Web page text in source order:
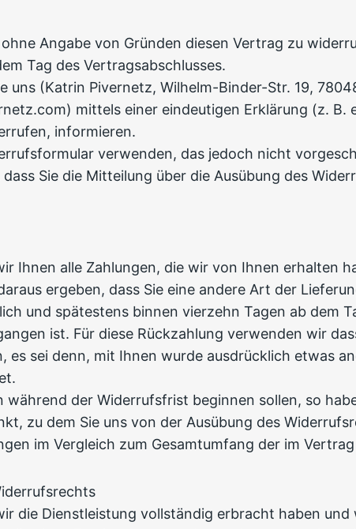
Angabe von Gründen diesen Vertrag zu
Tag des Vertragsabschlusses.
uns (Katrin Pivernetz, Wilhelm-Binder-Str. 19,
mittels einer eindeutigen Erklärung (z. B.
informieren.
verwenden, das jedoch nicht
Sie die Mitteilung über die Ausübung des
Ihnen alle Zahlungen, die wir von Ihnen erhalten
ergeben, dass Sie eine andere Art der
und spätestens binnen vierzehn Tagen ab dem
ist. Für diese Rückzahlung verwenden wir
sei denn, mit Ihnen wurde ausdrücklich etwas
der Widerrufsfrist beginnen sollen, so
zu dem Sie uns von der Ausübung des
im Vergleich zum Gesamtumfang der im
die Dienstleistung vollständig erbracht haben